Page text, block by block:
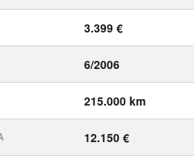
3.399 €
6/2006
215.000 km
12.150 €